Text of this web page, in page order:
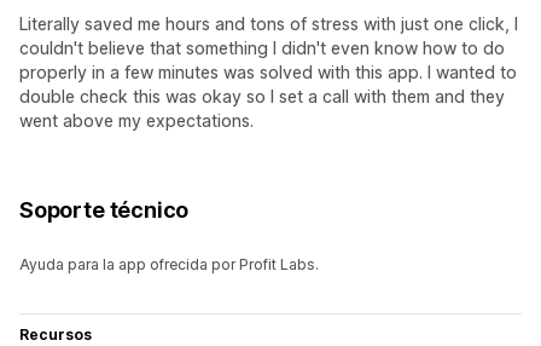
Literally saved me hours and tons of stress with just one click, I
couldn't believe that something I didn't even know how to do
properly in a few minutes was solved with this app. I wanted to
double check this was okay so I set a call with them and they
went above my expectations.
Soporte técnico
Ayuda para la app ofrecida por Profit Labs.
Recursos